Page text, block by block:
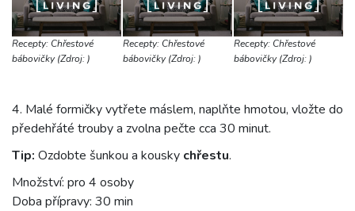
Recepty: Chřestové
bábovičky (Zdroj: )
Recepty: Chřestové
bábovičky (Zdroj: )
Recepty: Chřestové
bábovičky (Zdroj: )
4. Malé formičky vytřete máslem, naplňte hmotou, vložte do
předehřáté trouby a zvolna pečte cca 30 minut.
Tip: Ozdobte šunkou a kousky chřestu.
Množství: pro 4 osoby
Doba přípravy: 30 min